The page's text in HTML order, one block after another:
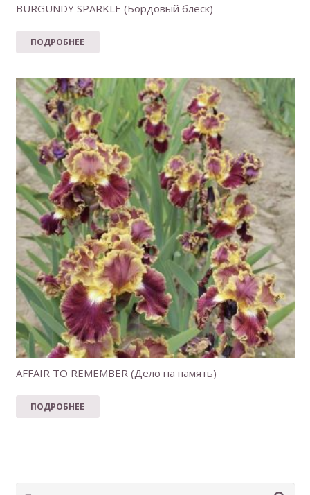
BURGUNDY SPARKLE (Бордовый блеск)
ПОДРОБНЕЕ
AFFAIR TO REMEMBER (Дело на память)
ПОДРОБНЕЕ